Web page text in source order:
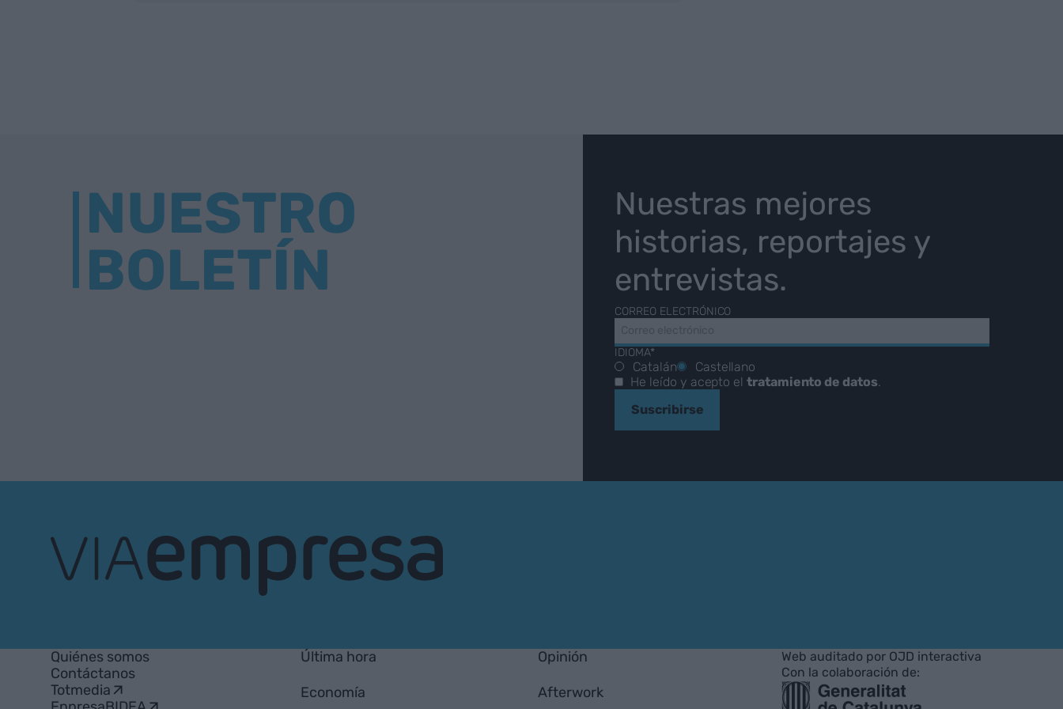
NUESTRO
BOLETÍN
Nuestras mejores
historias, reportajes y
entrevistas.
CORREO ELECTRÓNICO
IDIOMA*
Catalán
Castellano
He leído y acepto eltratamiento de datos
Suscribirse
Quiénes somos
Contáctanos
Totmedia
Última hora
Economía
Opinión
Afterwork
Web auditado por OJD interactiva
Con la colaboración de: